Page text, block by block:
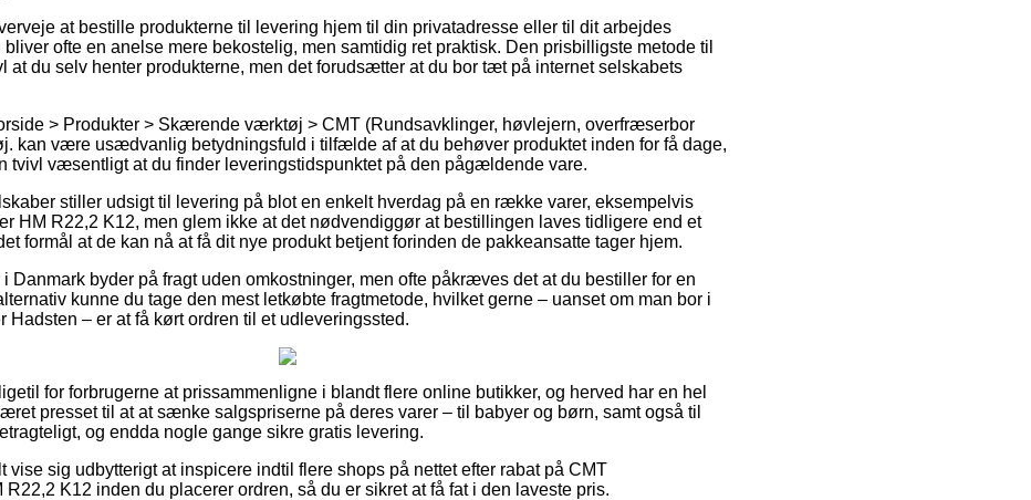
at bestille produkterne til levering hjem til din privatadresse eller til dit arbejdes
ofte en anelse mere bekostelig, men samtidig ret praktisk. Den prisbilligste metode til
at du selv henter produkterne, men det forudsætter at du bor tæt på internet selskabets
> Produkter > Skærende værktøj > CMT (Rundsavklinger, høvlejern, overfræserbor
kan være usædvanlig betydningsfuld i tilfælde af at du behøver produktet inden for få dage,
tvivl væsentligt at du finder leveringstidspunktet på den pågældende vare.
stiller udsigt til levering på blot en enkelt hverdag på en række varer, eksempelvis
HM R22,2 K12, men glem ikke at det nødvendiggør at bestillingen laves tidligere end et
formål at de kan nå at få dit nye produkt betjent forinden de pakkeansatte tager hjem.
Danmark byder på fragt uden omkostninger, men ofte påkræves det at du bestiller for en
kunne du tage den mest letkøbte fragtmetode, hvilket gerne – uanset om man bor i
Hadsten – er at få kørt ordren til et udleveringssted.
for forbrugerne at prissammenligne i blandt flere online butikker, og herved har en hel
presset til at at sænke salgspriserne på deres varer – til babyer og børn, samt også til
og endda nogle gange sikre gratis levering.
vise sig udbytterigt at inspicere indtil flere shops på nettet efter rabat på CMT
K12 inden du placerer ordren, så du er sikret at få fat i den laveste pris.